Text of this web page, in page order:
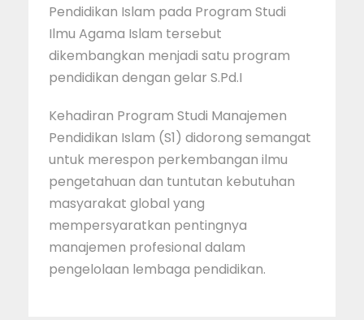
Pendidikan Islam pada Program Studi
Ilmu Agama Islam tersebut
dikembangkan menjadi satu program
pendidikan dengan gelar S.Pd.I
Kehadiran Program Studi Manajemen
Pendidikan Islam (S1) didorong semangat
untuk merespon perkembangan ilmu
pengetahuan dan tuntutan kebutuhan
masyarakat global yang
mempersyaratkan pentingnya
manajemen profesional dalam
pengelolaan lembaga pendidikan.